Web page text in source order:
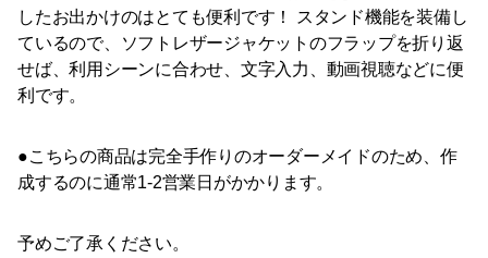
したお出かけのはとても便利です！ スタンド機能を装備し
ているので、ソフトレザージャケットのフラップを折り返
せば、利用シーンに合わせ、文字入力、動画視聴などに便
利です。
●こちらの商品は完全手作りのオーダーメイドのため、作
成するのに通常1-2営業日がかかります。
予めご了承ください。